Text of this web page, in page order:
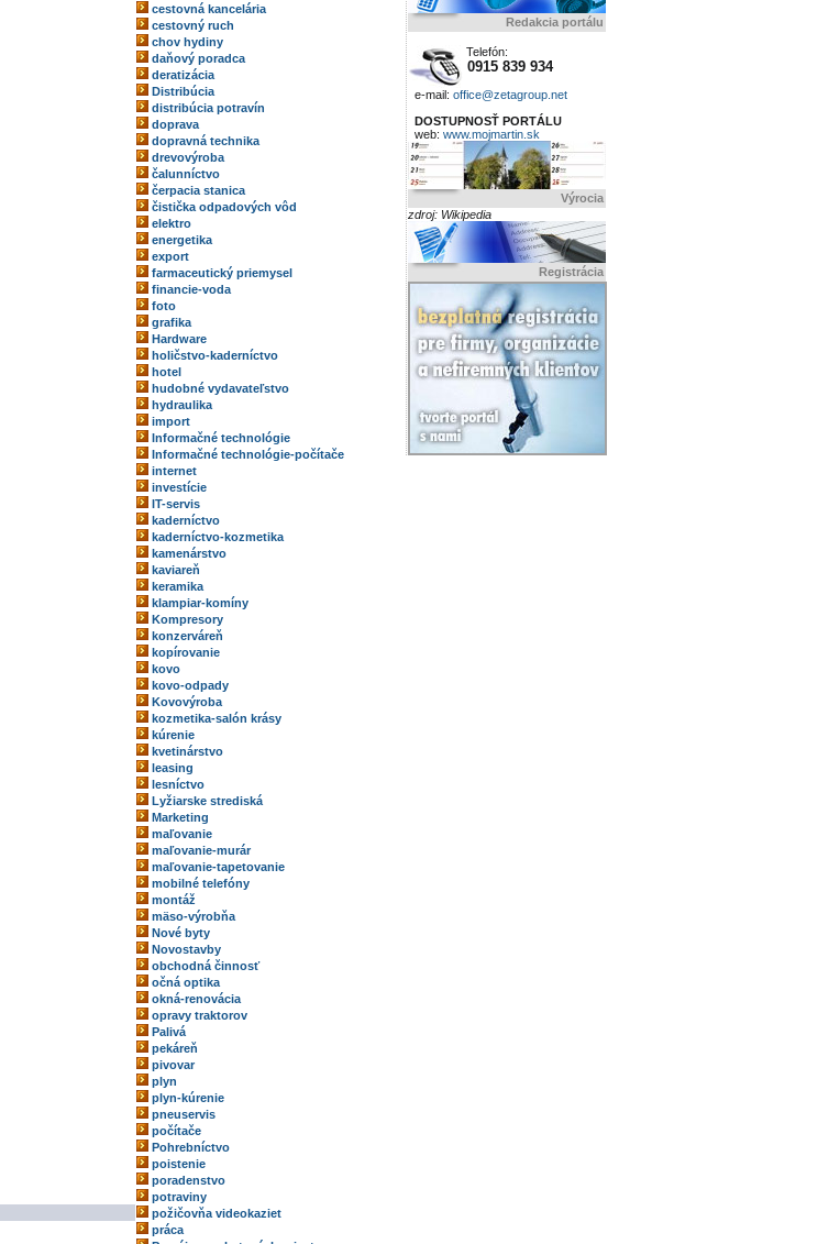
Redakcia portálu
Telefón:
0915 839 934
e-mail: office@zetagroup.net
DOSTUPNOSŤ PORTÁLU
web: www.mojmartin.sk
Výrocia
zdroj: Wikipedia
Registrácia
cestovná kancelária
cestovný ruch
chov hydiny
daňový poradca
deratizácia
Distribúcia
distribúcia potravín
doprava
dopravná technika
drevovýroba
čalunníctvo
čerpacia stanica
čistička odpadových vôd
elektro
energetika
export
farmaceutický priemysel
financie-voda
foto
grafika
Hardware
holičstvo-kaderníctvo
hotel
hudobné vydavateľstvo
hydraulika
import
Informačné technológie
Informačné technológie-počítače
internet
investície
IT-servis
kaderníctvo
kaderníctvo-kozmetika
kamenárstvo
kaviareň
keramika
klampiar-komíny
Kompresory
konzerváreň
kopírovanie
kovo
kovo-odpady
Kovovýroba
kozmetika-salón krásy
kúrenie
kvetinárstvo
leasing
lesníctvo
Lyžiarske strediská
Marketing
maľovanie
maľovanie-murár
maľovanie-tapetovanie
mobilné telefóny
montáž
mäso-výrobňa
Nové byty
Novostavby
obchodná činnosť
očná optika
okná-renovácia
opravy traktorov
Palivá
pekáreň
pivovar
plyn
plyn-kúrenie
pneuservis
počítače
Pohrebníctvo
poistenie
poradenstvo
potraviny
požičovňa videokaziet
práca